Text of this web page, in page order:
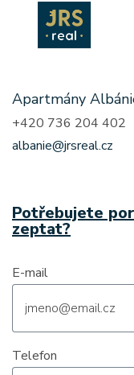
Apartmány
+420 736 204 402
albanie@jrsreal.cz
Potřebujete
zeptat?
E-mail
Telefon